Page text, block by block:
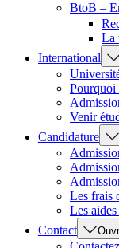
BtoB –
La
International
Pourquoi
Venir
Candidature
Les frais
Les
Contact